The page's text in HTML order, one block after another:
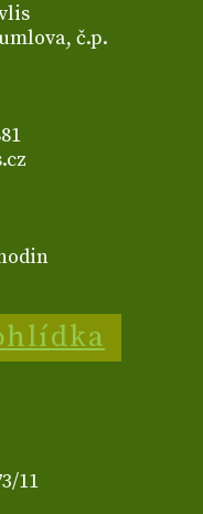
č.p.
11